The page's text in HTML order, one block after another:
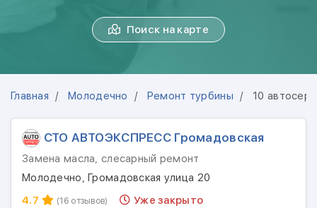
Поиск на карте
Главная Молодечно Ремонт турбины 10
СТО АВТОЭКСПРЕСС Громадовская
Замена масла, слесарный ремонт
Молодечно, Громадовская улица 20
4.7
(16 отзывов) Уже закрыто